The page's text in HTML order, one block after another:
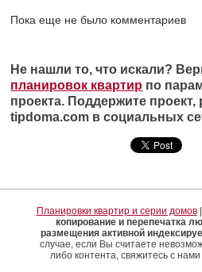
Пока еще не было комментариев
Не нашли то, что искали?
планировок квартир по
проекта. Поддержите проект,
tipdoma.com в социальных
Планировки квартир и серии домов|
копирование и перепечатка
размещения активной
случае, если Вы считаете
либо контента, свяжитесь с нами